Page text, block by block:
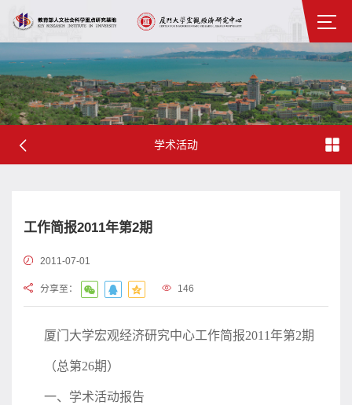
学术活动
工作简报2011年第2期
2011-07-01
分享至： 146
厦门大学宏观经济研究中心工作简报2011年第2期
（总第26期）
一、学术活动报告